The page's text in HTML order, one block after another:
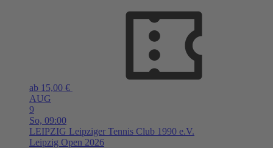
ab 15,00 €
AUG
9
So, 09:00
LEIPZIG Leipziger Tennis Club 1990 e.V.
Leipzig Open 2026